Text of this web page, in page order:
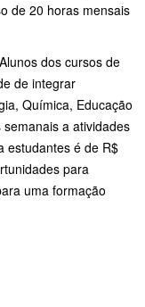
de 20 horas mensais
Alunos dos cursos de
de integrar
Química, Educação
a atividades
estudantes é de R$
para
uma formação